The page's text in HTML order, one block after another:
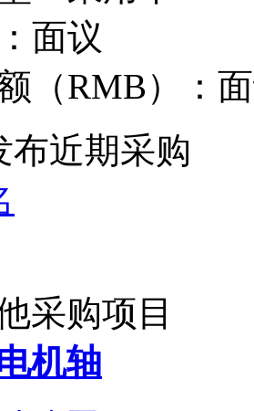
面议
（RMB）：
布近期采购
采购项目
机轴